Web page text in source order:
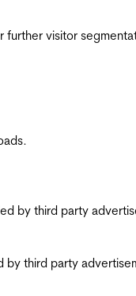
further visitor
by third party
by third party